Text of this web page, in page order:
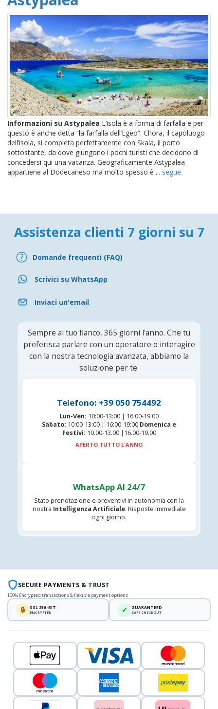
Informazioni su Astypalea L’isola è a forma di farfalla e per
questo è anche detta “la farfalla dell’Egeo”. Chora, il capoluogo
dell’isola, si completa perfettamente con Skala, il porto
sottostante, da dove giungono i pochi turisti che decidono di
concedersi qui una vacanza. Geograficamente Astypalea
appartiene al Dodecaneso ma molto spesso è ... segue
Assistenza clienti 7 giorni su 7
Domande frequenti (FAQ)
Scrivici su WhatsApp
Inviaci un'email
Sempre al tuo fianco, 365 giorni l'anno. Che tu
preferisca parlare con un operatore o interagire
con la nostra tecnologia avanzata, abbiamo la
soluzione per te.
Telefono: +39 050 754492
Lun-Ven: 10:00-13:00 | 16:00-19:00
Sabato: 10:00-13:00 | 16:00-19:00 Domenica e
Festivi: 10.00-13.00 |16.00-19.00
APERTO TUTTO L'ANNO
WhatsApp AI 24/7
Stato prenotazione e preventivi in autonomia con la
nostra Intelligenza Artificiale. Risposte immediate
ogni giorno.
SECURE PAYMENTS & TRUST
100% Encrypted transactions & flexible payment options
🔒 SSL 256-BIT
ENCRYPTED ✓ GUARANTEED
SAFE CHECKOUT